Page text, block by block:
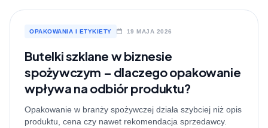
OPAKOWANIA I ETYKIETY 19 MAJA 2026
Butelki szklane w biznesie
spożywczym – dlaczego opakowanie
wpływa na odbiór produktu?
Opakowanie w branży spożywczej działa szybciej niż opis
produktu, cena czy nawet rekomendacja sprzedawcy.